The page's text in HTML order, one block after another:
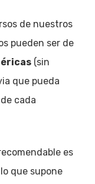
de nuestros
pueden ser de
(sin
que pueda
cada
es
que supone